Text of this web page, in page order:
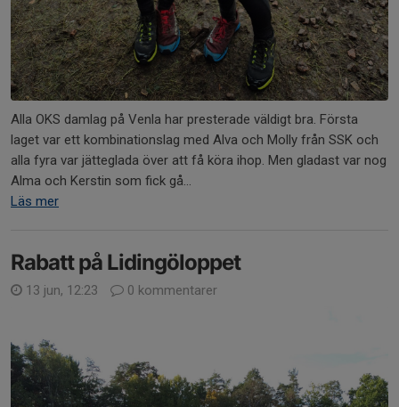
Alla OKS damlag på Venla har presterade väldigt bra. Första
laget var ett kombinationslag med Alva och Molly från SSK och
alla fyra var jätteglada över att få köra ihop. Men gladast var nog
Alma och Kerstin som fick gå...
Läs mer
Rabatt på Lidingöloppet
13 jun, 12:23 0 kommentarer